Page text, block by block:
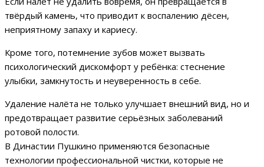
твёрдый камень, что приводит к воспалению дёсен,
неприятному запаху и кариесу.
Кроме того, потемнение зубов может вызвать
психологический дискомфорт у ребёнка: стеснение
улыбки, замкнутость и неуверенность в себе.
Удаление налёта не только улучшает внешний вид, но и
предотвращает развитие серьёзных заболеваний
ротовой полости.
В Династии Пушкино применяются безопасные
технологии профессиональной чистки, которые не